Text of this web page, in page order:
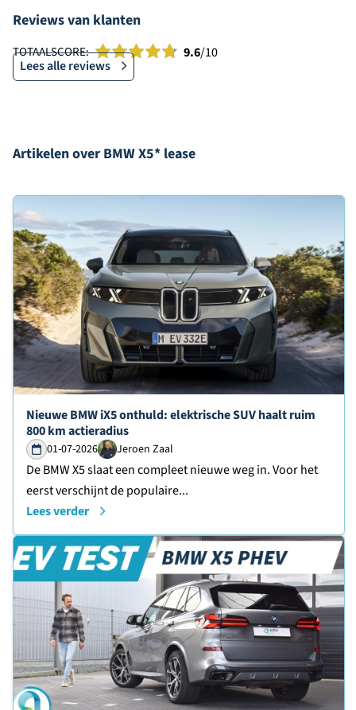
Reviews van klanten
TOTAALSCORE: 9.6/10
Lees alle reviews
Artikelen over BMW X5* lease
Lees verder over
Nieuwe BMW iX5 onthuld: elektrische SUV haalt ruim
800 km actieradius
01-07-2026 Jeroen Zaal
De BMW X5 slaat een compleet nieuwe weg in. Voor het
eerst verschijnt de populaire...
Lees verder